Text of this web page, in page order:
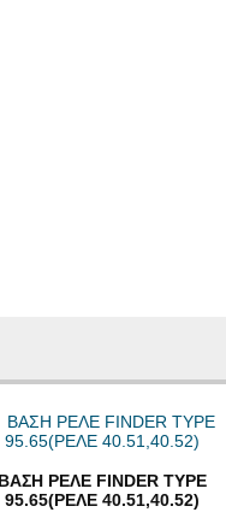
ΒΑΣΗ ΡΕΛΕ FINDER ΤΥΡΕ
95.65(ΡΕΛΕ 40.51,40.52)